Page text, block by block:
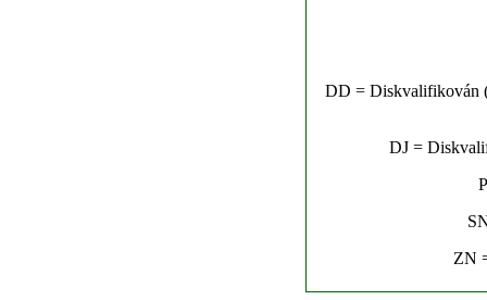
DD = Diskvalifikován
DJ =
ZN